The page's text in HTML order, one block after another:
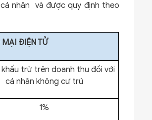
nhân và được quy định theo
MẠI ĐIỆN TỬ
khấu trừ trên doanh thu đối với
cá nhân không cư trú
1%